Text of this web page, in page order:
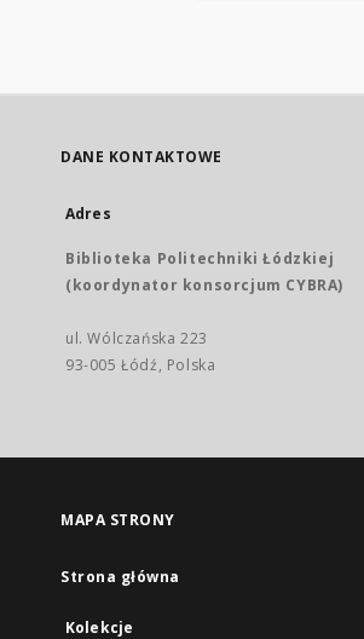
DANE KONTAKTOWE
Adres
Biblioteka Politechniki Łódzkiej
(koordynator konsorcjum CYBRA)
ul. Wólczańska 223
93-005 Łódź, Polska
MAPA STRONY
Strona główna
Kolekcje